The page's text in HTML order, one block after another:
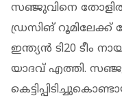
സഞ്ജുവിനെ തോളില്‍
ഡ്രസിങ് റൂമിലേക്ക്
ഇന്ത്യൻ ടി20 ടീം
യാദവ് എത്തി.